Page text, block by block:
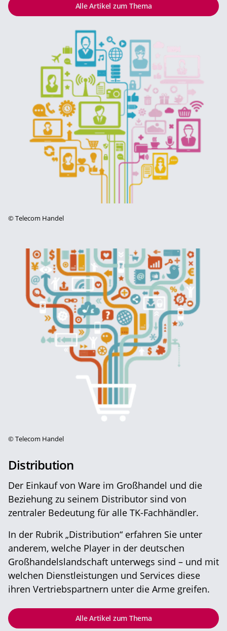
©Telecom Handel
Alle Artikel zum Thema
©Telecom Handel
Distribution
Der Einkauf von Ware im Großhandel und die
Beziehung zu seinem Distributor sind von
zentraler Bedeutung für alle TK-Fachhändler.
In der Rubrik „Distribution“ erfahren Sie unter
anderem, welche Player in der deutschen
Großhandelslandschaft unterwegs sind – und mit
welchen Dienstleistungen und Services diese
ihren Vertriebspartnern unter die Arme greifen.
Alle Artikel zum Thema